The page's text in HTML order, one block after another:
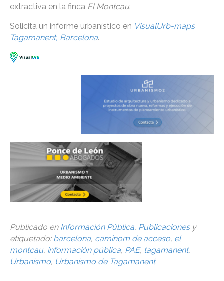
extractiva en la finca El Montcau.
Solicita un informe urbanístico en VisualUrb-maps
Tagamanent, Barcelona.
Publicado en Información Pública, Publicacionesy
etiquetado: barcelona, caminom de acceso, el
montcau, información pública, PAE, tagamanent,
Urbanismo, Urbanismo de Tagamanent